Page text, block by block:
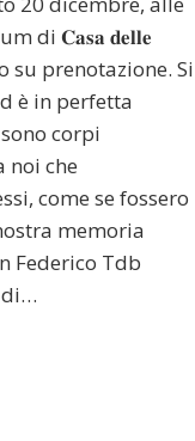
di 𝐂𝐚𝐬𝐚 𝐝𝐞𝐥𝐥𝐞
su prenotazione. Si
è in perfetta
corpi
noi che
come se fossero
memoria
Federico Tdb
di…